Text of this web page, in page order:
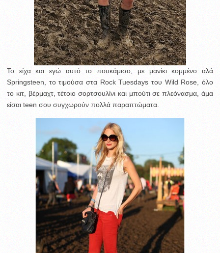
Το είχα και εγώ αυτό το πουκάμισο, με μανίκι κομμένο αλά
Springsteen, το τιμούσα στα Rock Tuesdays του Wild Rose, όλο
το κιτ, βέρμαχτ, τέτοιο σορτσουλίνι και μπούτι σε πλεόνασμα, άμα
είσαι teen σου συγχωρούν πολλά παραπτώματα.